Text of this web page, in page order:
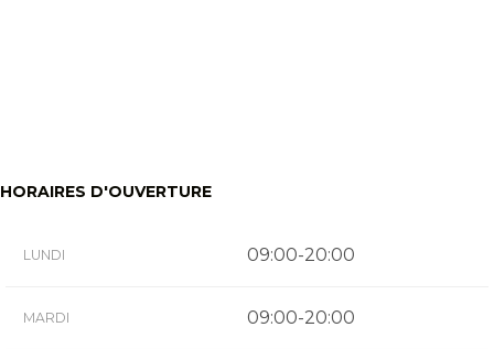
HORAIRES D'OUVERTURE
LUNDI 09:00-20:00
MARDI 09:00-20:00